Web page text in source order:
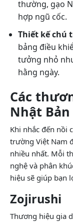
thường, gạo
hợp ngũ cốc.
Thiết kế chú
bảng điều
tưởng nhỏ
hằng ngày.
Các
Nhật
Khi nhắc đến nồi
trường Việt Nam
nhiều nhất. Mỗi
nghệ và phân
hiệu sẽ giúp bạn
Zojirushi
Thương hiệu gia